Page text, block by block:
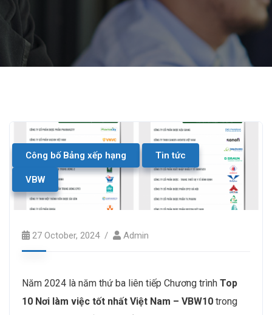
Công bố Bảng xếp hạng Tin tức
VBW
27 October, 2024 Admin
Năm 2024 là năm thứ ba liên tiếp Chương trình Top
10 Nơi làm việc tốt nhất Việt Nam – VBW10 trong